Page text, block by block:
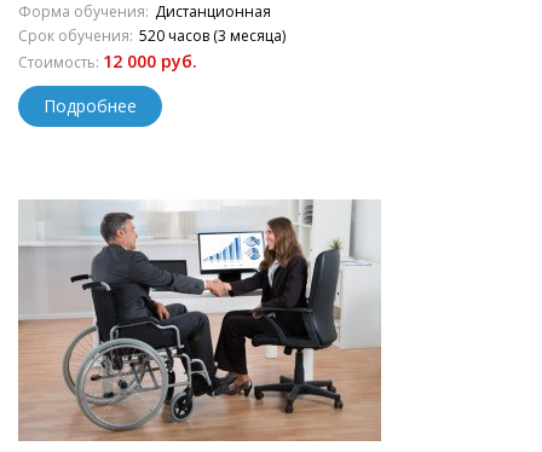
Форма обучения: Дистанционная
Срок обучения: 520 часов (3 месяца)
Стоимость: 12 000 руб.
Подробнее